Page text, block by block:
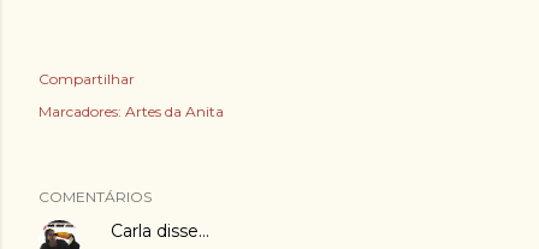
Compartilhar
Marcadores: Artes da Anita
COMENTÁRIOS
Carla disse…